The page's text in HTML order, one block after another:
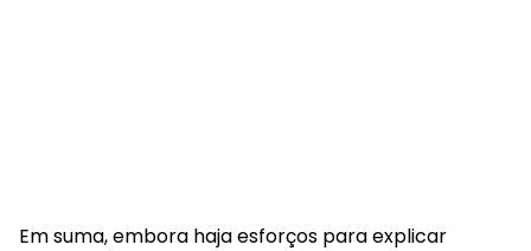
Em suma, embora haja esforços para explicar